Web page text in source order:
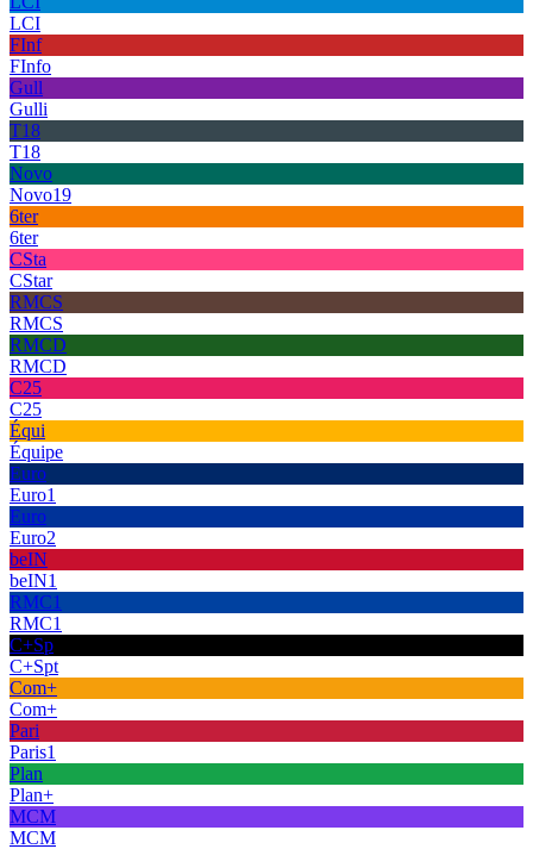
LCI
FInf
FInfo
Gull
Gulli
T18
T18
Novo
Novo19
6ter
6ter
CSta
CStar
RMCS
RMCS
RMCD
RMCD
C25
C25
Équi
Équipe
Euro
Euro1
Euro
Euro2
beIN
beIN1
RMC1
RMC1
C+Sp
C+Spt
Com+
Com+
Pari
Paris1
Plan
Plan+
MCM
MCM